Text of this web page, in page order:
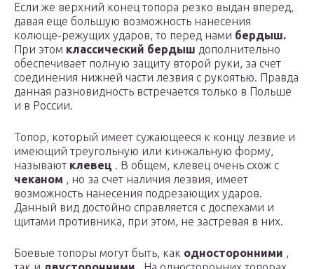
Если же верхний конец топора резко выдан вперед,
давая еще большую возможность нанесения
колюще-режущих ударов, то перед нами бердыш.
При этом классический бердыш дополнительно
обеспечивает полную защиту второй руки, за счет
соединения нижней части лезвия с рукоятью. Правда
данная разновидность встречается только в Польше
и в России.
Топор, который имеет сужающееся к концу лезвие и
имеющий треугольную или кинжальную форму,
называют клевец . В общем, клевец очень схож с
чеканом , но за счет наличия лезвия, имеет
возможность нанесения подрезающих ударов.
Данный вид достойно справляется с доспехами и
щитами противника, при этом, не застревая в них.
Боевые топоры могут быть, как односторонними ,